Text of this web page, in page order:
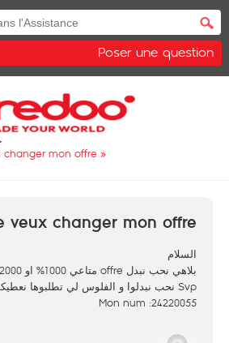
Poser une question
changer mon offre »
veux changer mon offre
السلام
بلاهي نحب نبدل offre متاعي 1000% او 2000%
Svp نحب نبدلوا و الفلوس لي تطلبوها نعطيكم و يرحم والديكم svp
Mon num :24220055